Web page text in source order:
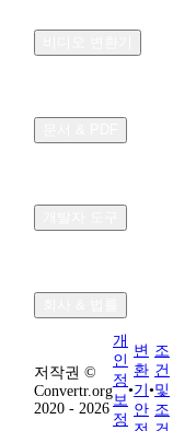
저작권 ©
Convertr.org
2020 - 2026
개
인
정
보
정
•
변
환
기
안
•
조
건
및
조